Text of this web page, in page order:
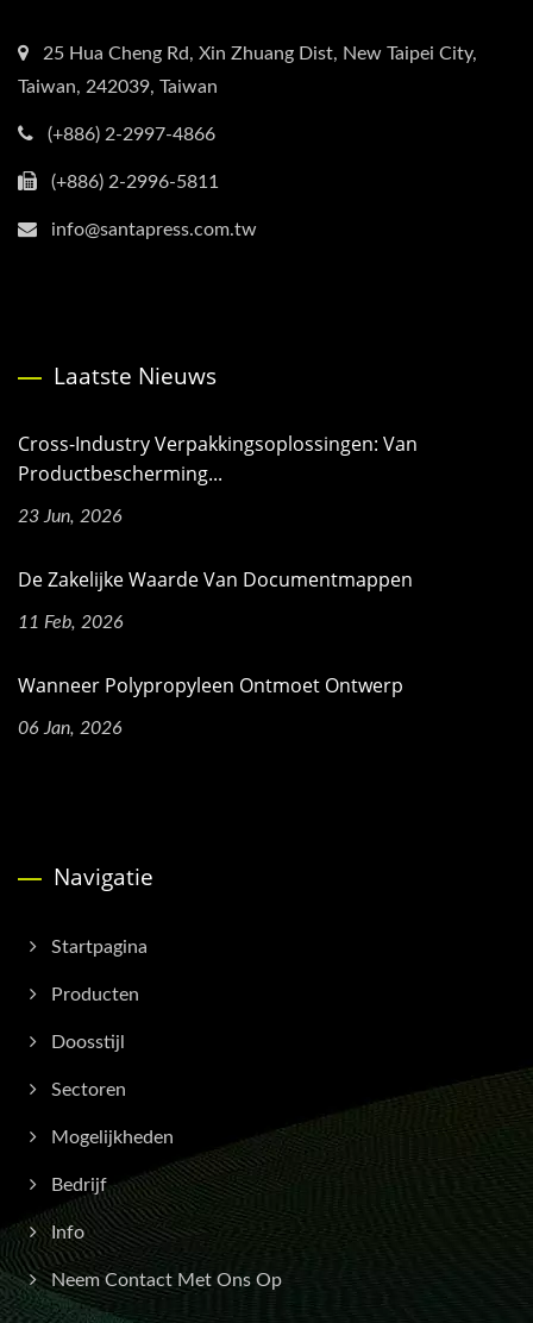
25 Hua Cheng Rd, Xin Zhuang Dist, New Taipei City,
Taiwan, 242039, Taiwan
(+886) 2-2997-4866
(+886) 2-2996-5811
info@santapress.com.tw
Laatste Nieuws
Cross-Industry Verpakkingsoplossingen: Van
Productbescherming...
23 Jun, 2026
De Zakelijke Waarde Van Documentmappen
11 Feb, 2026
Wanneer Polypropyleen Ontmoet Ontwerp
06 Jan, 2026
Navigatie
Startpagina
Producten
Doosstijl
Sectoren
Mogelijkheden
Bedrijf
Info
Neem Contact Met Ons Op